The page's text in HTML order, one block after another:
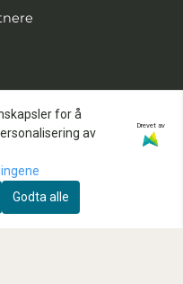
og tilbud!
for å
av
Drevet av
Godta alle